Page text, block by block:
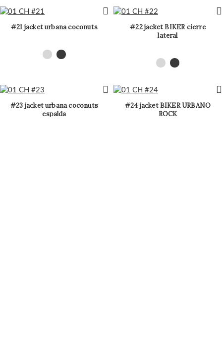
#21 jacket urbana coconuts
#22 jacket BIKER cierre
lateral
#23 jacket urbana coconuts
espalda
#24 jacket BIKER URBANO
ROCK